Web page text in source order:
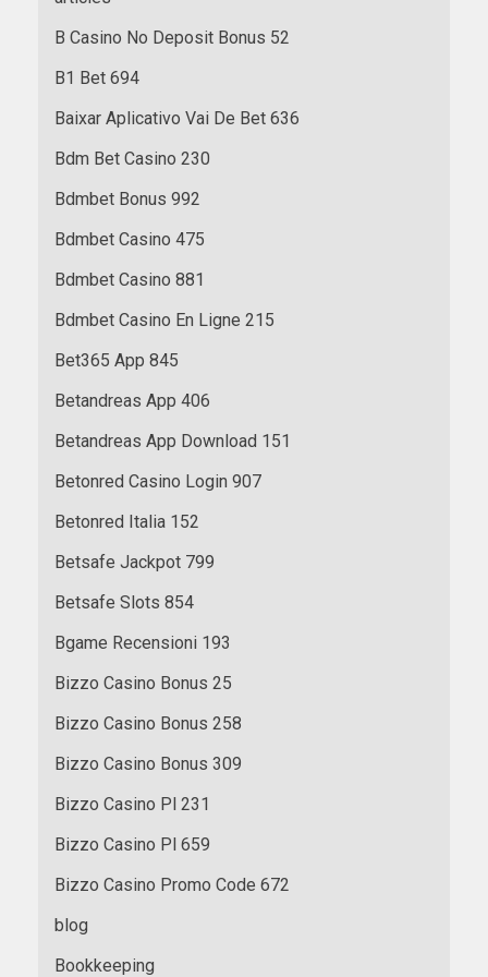
B Casino No Deposit Bonus 52
B1 Bet 694
Baixar Aplicativo Vai De Bet 636
Bdm Bet Casino 230
Bdmbet Bonus 992
Bdmbet Casino 475
Bdmbet Casino 881
Bdmbet Casino En Ligne 215
Bet365 App 845
Betandreas App 406
Betandreas App Download 151
Betonred Casino Login 907
Betonred Italia 152
Betsafe Jackpot 799
Betsafe Slots 854
Bgame Recensioni 193
Bizzo Casino Bonus 25
Bizzo Casino Bonus 258
Bizzo Casino Bonus 309
Bizzo Casino Pl 231
Bizzo Casino Pl 659
Bizzo Casino Promo Code 672
blog
Bookkeeping